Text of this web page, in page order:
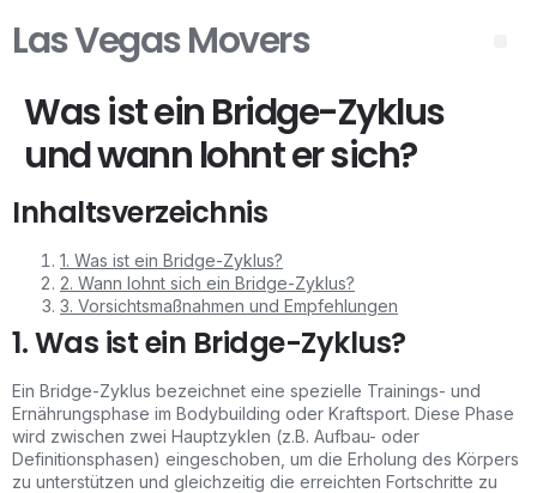
Las Vegas Movers
Was ist ein Bridge-Zyklus
und wann lohnt er sich?
Inhaltsverzeichnis
1. Was ist ein Bridge-Zyklus?
2. Wann lohnt sich ein Bridge-Zyklus?
3. Vorsichtsmaßnahmen und Empfehlungen
1. Was ist ein Bridge-Zyklus?
Ein Bridge-Zyklus bezeichnet eine spezielle Trainings- und
Ernährungsphase im Bodybuilding oder Kraftsport. Diese Phase
wird zwischen zwei Hauptzyklen (z.B. Aufbau- oder
Definitionsphasen) eingeschoben, um die Erholung des Körpers
zu unterstützen und gleichzeitig die erreichten Fortschritte zu